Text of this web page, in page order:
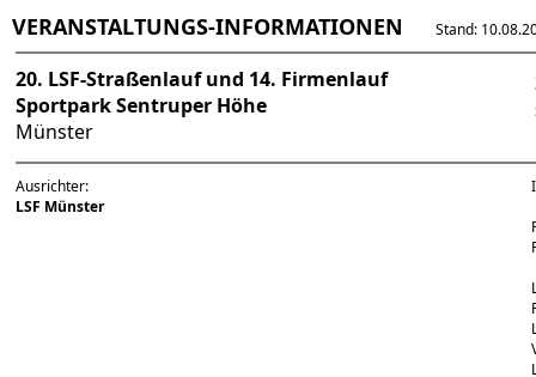
VERANSTALTUNGS-INFORMATIONEN Stand:
20. LSF-Straßenlauf und 14. Firmenlauf
Sportpark Sentruper Höhe
Münster
Ausrichter:
LSF Münster